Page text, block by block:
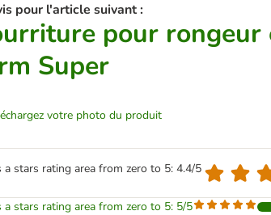
pour l'article suivant :
pour rongeur
Super
votre photo du produit
a stars rating area from zero to 5: 4.4/5
a stars rating area from zero to 5: 5/5